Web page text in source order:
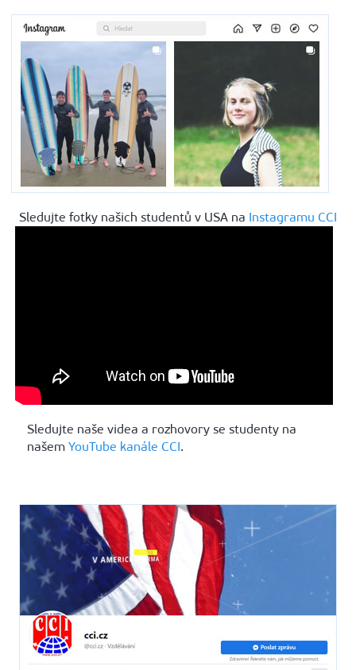
Sledujte fotky našich studentů v USA na Instagramu CCI
Sledujte naše videa a rozhovory se studenty na
našem YouTube kanále CCI.